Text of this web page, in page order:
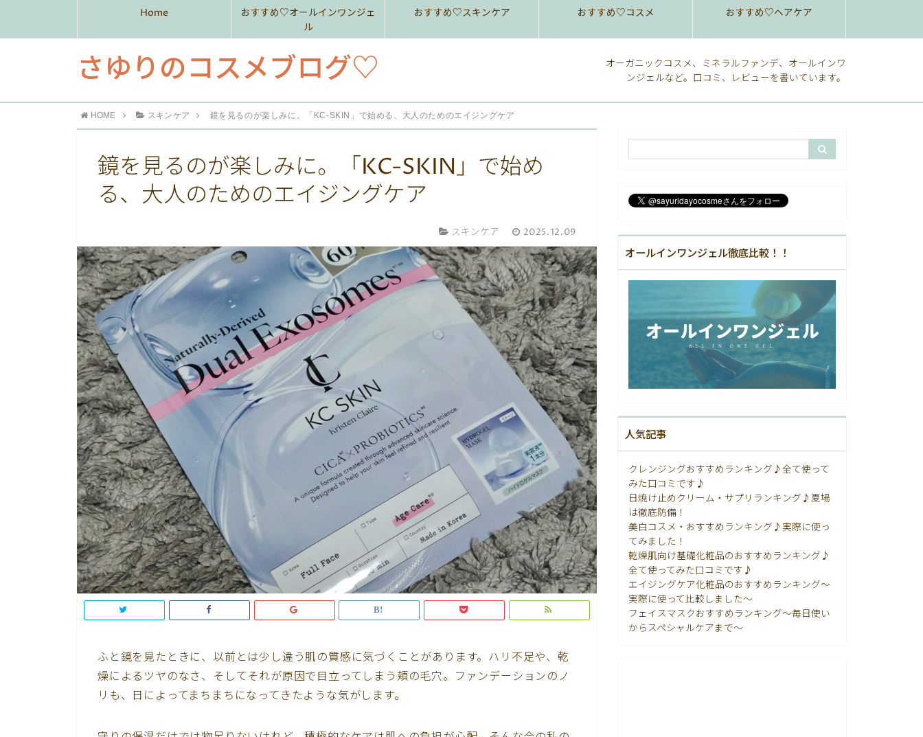
Home
おすすめ♡オールインワンジェ
ル
おすすめ♡スキンケア おすすめ♡コスメ おすすめ♡ヘアケア
さゆりのコスメブログ♡
オーガニックコスメ、ミネラルファンデ、オールインワ
ンジェルなど。口コミ、レビューを書いています。
HOME スキンケア 鏡を見るのが楽しみに。「KC-SKIN」で始める、大人のためのエイジングケア
鏡を見るのが楽しみに。「KC-SKIN」で始め
る、大人のためのエイジングケア
スキンケア 2025.12.09
ふと鏡を見たときに、以前とは少し違う肌の質感に気づくことがあります。ハリ不足や、乾
燥によるツヤのなさ、そしてそれが原因で目立ってしまう頬の毛穴。ファンデーションのノ
リも、日によってまちまちになってきたような気がします。
オールインワンジェル徹底比較！！
人気記事
クレンジングおすすめランキング♪全て使って
みた口コミです♪
日焼け止めクリーム・サプリランキング♪夏場
は徹底防備！
美白コスメ・おすすめランキング♪実際に使っ
てみました！
乾燥肌向け基礎化粧品のおすすめランキング♪
全て使ってみた口コミです♪
エイジングケア化粧品のおすすめランキング〜
実際に使って比較しました〜
フェイスマスクおすすめランキング〜毎日使い
からスペシャルケアまで〜